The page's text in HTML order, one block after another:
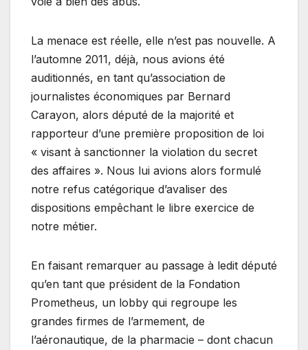
La menace est réelle, elle n’est pas nouvelle. A
l’automne 2011, déjà, nous avions été
auditionnés, en tant qu’association de
journalistes économiques par Bernard
Carayon, alors député de la majorité et
rapporteur d’une première proposition de loi
« visant à sanctionner la violation du secret
des affaires ». Nous lui avions alors formulé
notre refus catégorique d’avaliser des
dispositions empêchant le libre exercice de
notre métier.
En faisant remarquer au passage à ledit député
qu’en tant que président de la Fondation
Prometheus, un lobby qui regroupe les
grandes firmes de l’armement, de
l’aéronautique, de la pharmacie – dont chacun